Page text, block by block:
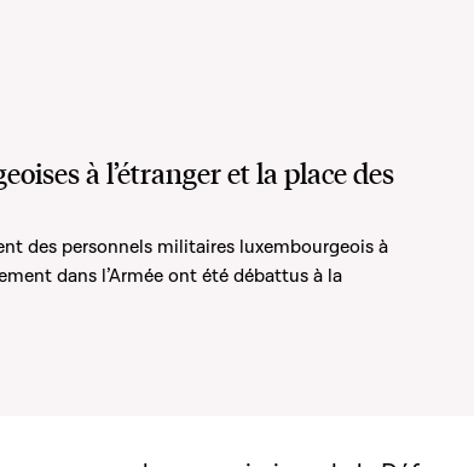
à l’étranger et la place des
des personnels militaires luxembourgeois à
dans l’Armée ont été débattus à la